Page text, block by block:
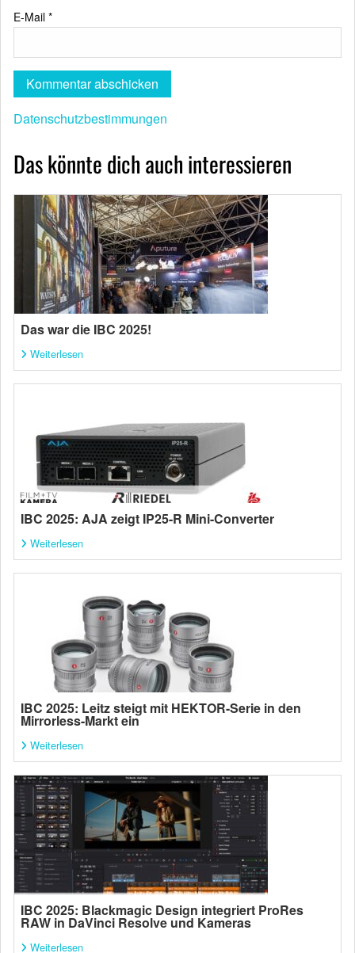
E-Mail *
Datenschutzbestimmungen
Das könnte dich auch interessieren
Das war die IBC 2025!
Weiterlesen
IBC 2025: AJA zeigt IP25-R Mini-Converter
Weiterlesen
IBC 2025: Leitz steigt mit HEKTOR-Serie in den
Mirrorless-Markt ein
Weiterlesen
IBC 2025: Blackmagic Design integriert ProRes
RAW in DaVinci Resolve und Kameras
Weiterlesen